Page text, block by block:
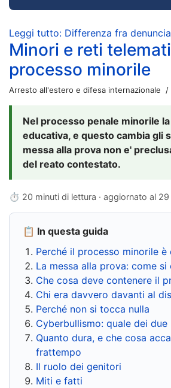
Leggi tutto: Differenza fra
Minori e reti
processo minorile
Arresto all'estero e difesa internazionale
Nel processo penale minorile
educativa, e questo cambia gli
messa alla prova non e'
del reato contestato.
⏱ 20 minuti di lettura · aggiornato al 29
📋 In questa guida
Perché il processo minorile è
La messa alla prova: come si
Che cosa deve contenere il
Chi era davvero davanti al
Perché non si tocca nulla
Cyberbullismo: quale dei due
Quanto dura, e che cosa
frattempo
Il ruolo dei genitori
Miti e fatti